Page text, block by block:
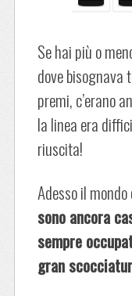
Se hai più o
dove bisognava
premi, c’erano
la linea era
riuscita!
Adesso il
sono ancora
sempre
gran